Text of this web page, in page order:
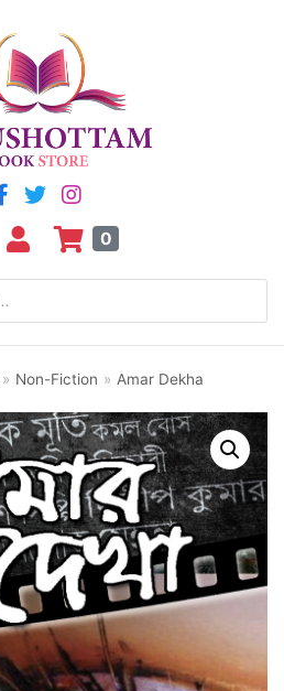
0
» Non-Fiction » Amar Dekha